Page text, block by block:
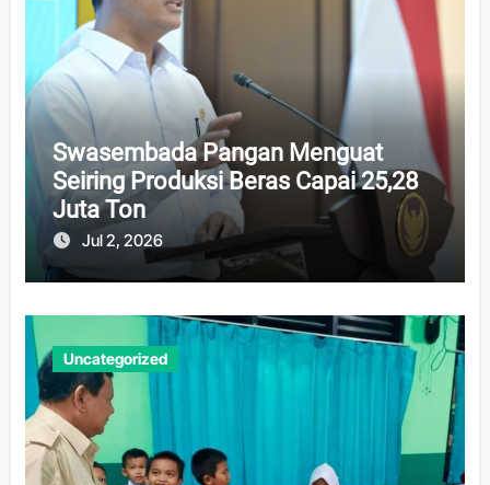
Swasembada Pangan Menguat
Seiring Produksi Beras Capai 25,28
Juta Ton
Jul 2, 2026
Uncategorized